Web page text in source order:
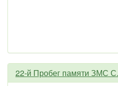
22-й Пробег памяти ЗМС